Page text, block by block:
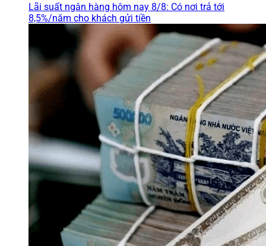
Lãi suất ngân hàng hôm nay 8/8: Có nơi trả tới
8,5%/năm cho khách gửi tiền